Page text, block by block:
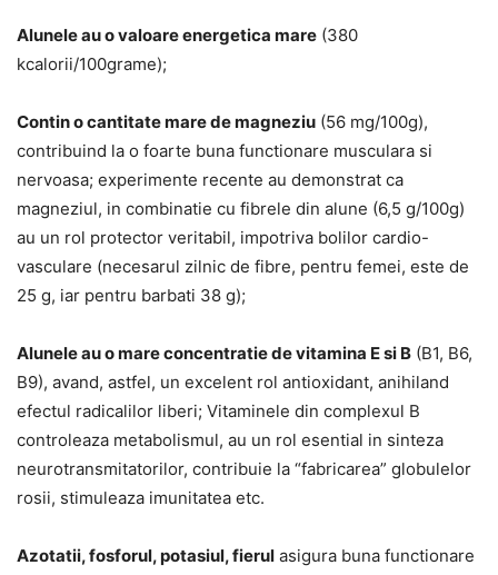
Alunele au o valoare energetica mare (380
kcalorii/100grame);
Contin o cantitate mare de magneziu (56 mg/100g),
contribuind la o foarte buna functionare musculara si
nervoasa; experimente recente au demonstrat ca
magneziul, in combinatie cu fibrele din alune (6,5 g/100g)
au un rol protector veritabil, impotriva bolilor cardio-
vasculare (necesarul zilnic de fibre, pentru femei, este de
25 g, iar pentru barbati 38 g);
Alunele au o mare concentratie de vitamina E si B (B1, B6,
B9), avand, astfel, un excelent rol antioxidant, anihiland
efectul radicalilor liberi; Vitaminele din complexul B
controleaza metabolismul, au un rol esential in sinteza
neurotransmitatorilor, contribuie la “fabricarea” globulelor
rosii, stimuleaza imunitatea etc.
Azotatii, fosforul, potasiul, fierul asigura buna functionare